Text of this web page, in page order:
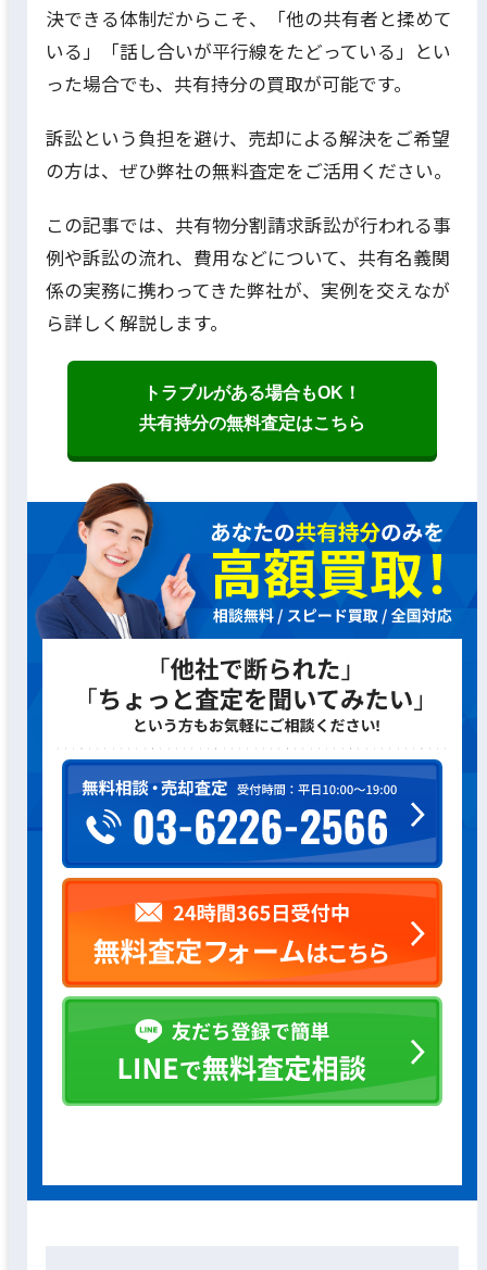
決できる体制だからこそ、「他の共有者と揉めて
いる」「話し合いが平行線をたどっている」とい
った場合でも、共有持分の買取が可能です。
訴訟という負担を避け、売却による解決をご希望
の方は、ぜひ弊社の無料査定をご活用ください。
この記事では、共有物分割請求訴訟が行われる事
例や訴訟の流れ、費用などについて、共有名義関
係の実務に携わってきた弊社が、実例を交えなが
ら詳しく解説します。
トラブルがある場合もOK！
共有持分の無料査定はこちら